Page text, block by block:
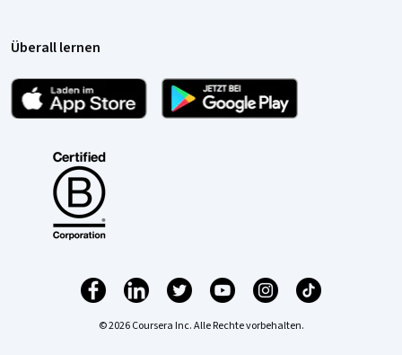
Überall lernen
© 2026 Coursera Inc. Alle Rechte vorbehalten.